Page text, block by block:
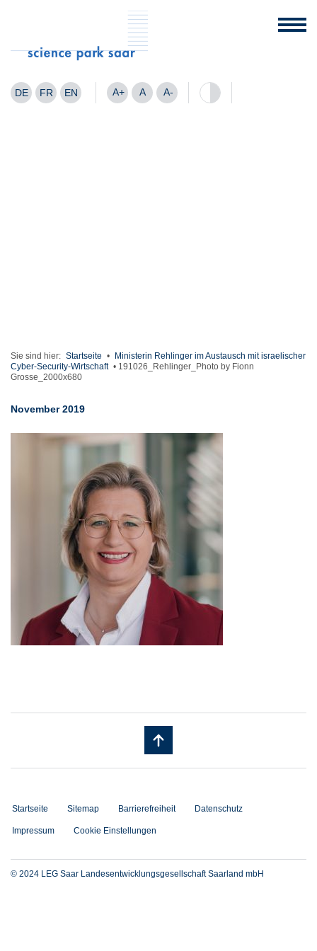
DE FR EN A+ A A-
Sie sind hier: Startseite •
Ministerin Rehlinger im Austausch mit israelischer
Cyber-Security-Wirtschaft • 191026_Rehlinger_Photo by Fionn
Grosse_2000x680
November 2019
Startseite Sitemap Barrierefreiheit Datenschutz
Impressum Cookie Einstellungen
© 2024 LEG Saar Landesentwicklungsgesellschaft Saarland mbH